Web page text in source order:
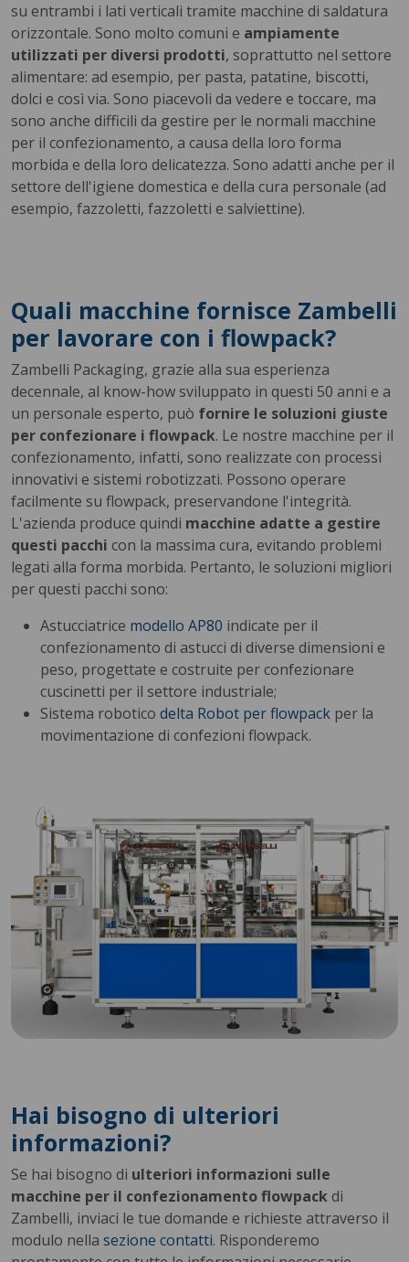
su entrambi i lati verticali tramite macchine di saldatura
orizzontale. Sono molto comuni e ampiamente
utilizzati per diversi prodotti, soprattutto nel settore
alimentare: ad esempio, per pasta, patatine, biscotti,
dolci e così via. Sono piacevoli da vedere e toccare, ma
sono anche difficili da gestire per le normali macchine
per il confezionamento, a causa della loro forma
morbida e della loro delicatezza. Sono adatti anche per il
settore dell'igiene domestica e della cura personale (ad
esempio, fazzoletti, fazzoletti e salviettine).
Quali macchine fornisce Zambelli
per lavorare con i flowpack?
Zambelli Packaging, grazie alla sua esperienza
decennale, al know-how sviluppato in questi 50 anni e a
un personale esperto, può fornire le soluzioni giuste
per confezionare i flowpack. Le nostre macchine per il
confezionamento, infatti, sono realizzate con processi
innovativi e sistemi robotizzati. Possono operare
facilmente su flowpack, preservandone l'integrità.
L'azienda produce quindi macchine adatte a gestire
questi pacchi con la massima cura, evitando problemi
legati alla forma morbida. Pertanto, le soluzioni migliori
per questi pacchi sono:
Astucciatrice modello AP80 indicate per il
confezionamento di astucci di diverse dimensioni e
peso, progettate e costruite per confezionare
cuscinetti per il settore industriale;
Sistema robotico delta Robot per flowpack per la
movimentazione di confezioni flowpack.
Hai bisogno di ulteriori
informazioni?
Se hai bisogno di ulteriori informazioni sulle
macchine per il confezionamento flowpackdi
Zambelli, inviaci le tue domande e richieste attraverso il
modulo nella sezione contatti. Risponderemo